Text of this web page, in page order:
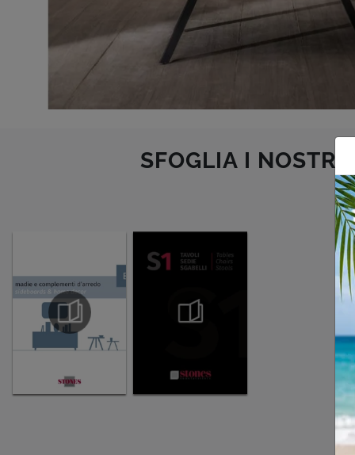
SFOGLIA I NOSTRI